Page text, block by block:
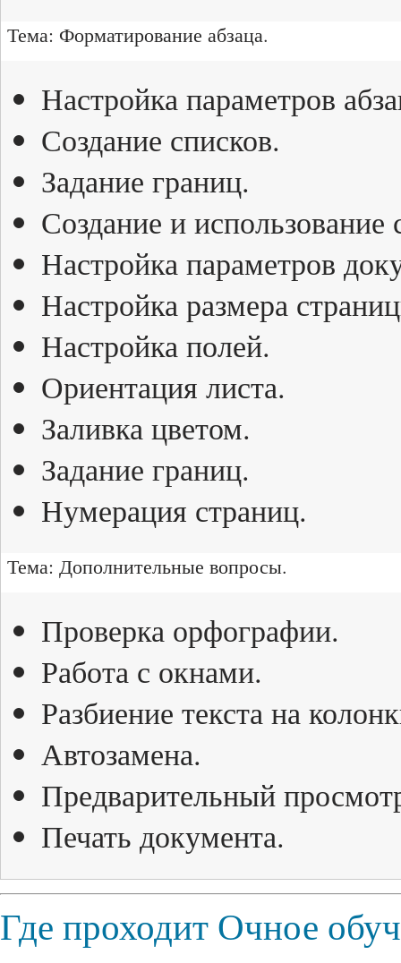
Тема: Форматирование абзаца.
Настройка параметров
Создание списков.
Задание границ.
Создание и использование
Настройка параметров
Настройка размера
Настройка полей.
Ориентация листа.
Заливка цветом.
Задание границ.
Нумерация страниц.
Тема: Дополнительные вопросы.
Проверка орфографии.
Работа с окнами.
Разбиение текста на
Автозамена.
Предварительный
Печать документа.
Где проходит Очное